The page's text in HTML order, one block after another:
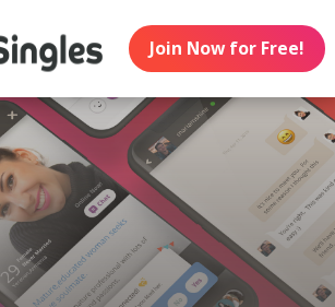
Join Now for Free!